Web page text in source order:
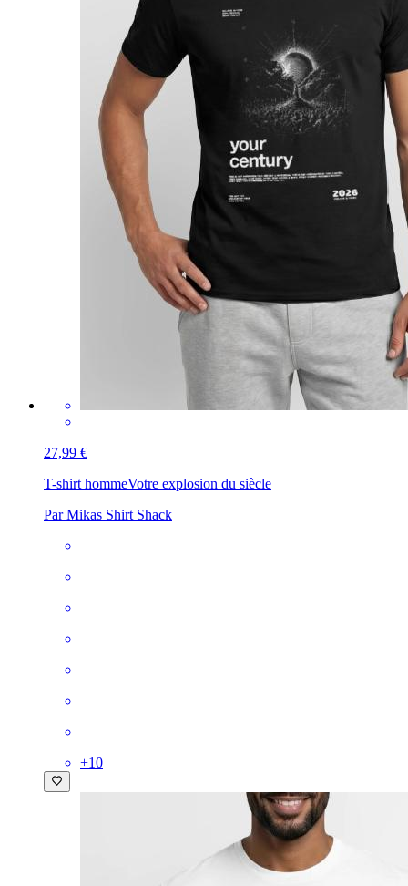
27,99 €
T-shirt hommeVotre explosion du siècle
Par Mikas Shirt Shack
+10